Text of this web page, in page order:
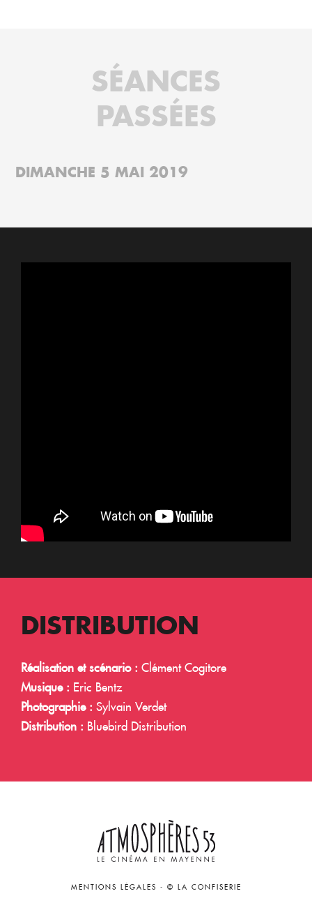
SÉANCES
PASSÉES
DIMANCHE 5 MAI 2019
DISTRIBUTION
Réalisation et scénario : Clément Cogitore
Musique : Eric Bentz
Photographie : Sylvain Verdet
Distribution : Bluebird Distribution
MENTIONS LÉGALES - © LA CONFISERIE